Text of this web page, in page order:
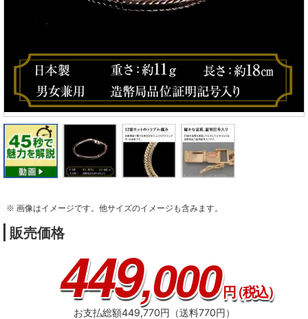
※ 画像はイメージです。他サイズのイメージも含みます。
販売価格
449,000円（税込）
お支払総額449,770円（送料770円）